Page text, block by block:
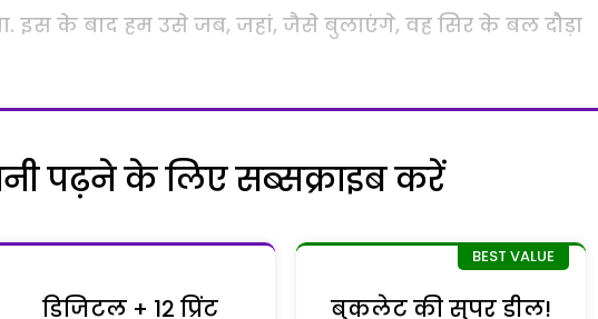
इस के बाद हम उसे जब, जहां, जैसे बुलाएंगे, वह सिर के बल दौड़ा
पढ़ने के लिए सब्सक्राइब करें
डिजिटल + 12 प्रिंट
बुकलेट की सुपर डील!